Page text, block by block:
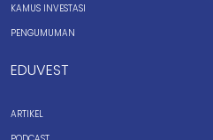
KAMUS INVESTASI
PENGUMUMAN
EDUVEST
ARTIKEL